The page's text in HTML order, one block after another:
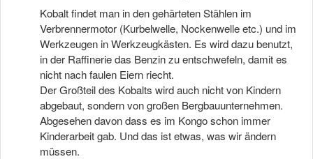
Kobalt findet man in den gehärteten Stählen im
Verbrennermotor (Kurbelwelle, Nockenwelle etc.) und im
Werkzeugen in Werkzeugkästen. Es wird dazu benutzt,
in der Raffinerie das Benzin zu entschwefeln, damit es
nicht nach faulen Eiern riecht.
Der Großteil des Kobalts wird auch nicht von Kindern
abgebaut, sondern von großen Bergbauunternehmen.
Abgesehen davon dass es im Kongo schon immer
Kinderarbeit gab. Und das ist etwas, was wir ändern
müssen.